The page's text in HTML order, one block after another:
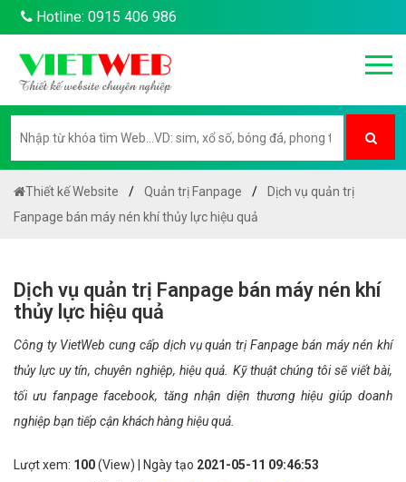
Hotline: 0915 406 986
Thiết kế Website Quản trị Fanpage
Dịch vụ quản trị
Fanpage bán máy nén khí thủy lực hiệu quả
Dịch vụ quản trị Fanpage bán máy nén khí
thủy lực hiệu quả
Công ty VietWeb cung cấp dịch vụ quản trị Fanpage bán máy nén khí
thủy lực uy tín, chuyên nghiệp, hiệu quả. Kỹ thuật chúng tôi sẽ viết bài,
tối ưu fanpage facebook, tăng nhận diện thương hiệu giúp doanh
nghiệp bạn tiếp cận khách hàng hiệu quả.
Lượt xem: 100(View) | Ngày tạo 2021-05-11 09:46:53